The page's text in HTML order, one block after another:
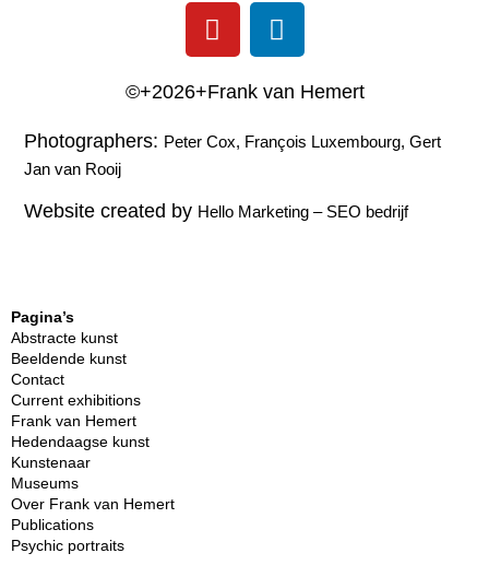
©+2026+Frank van Hemert
Photographers: Peter Cox, François Luxembourg, Gert
Jan van Rooij
Website created by Hello Marketing – SEO bedrijf
Pagina’s
Abstracte kunst
Beeldende kunst
Contact
Current exhibitions
Frank van Hemert
Hedendaagse kunst
Kunstenaar
Museums
Over Frank van Hemert
Publications
Psychic portraits